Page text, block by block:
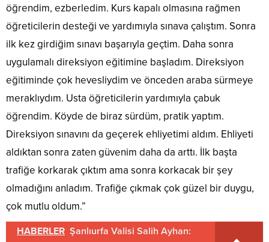
öğrendim, ezberledim. Kurs kapalı olmasına rağmen
öğreticilerin desteği ve yardımıyla sınava çalıştım. Sonra
ilk kez girdiğim sınavı başarıyla geçtim. Daha sonra
uygulamalı direksiyon eğitimine başladım. Direksiyon
eğitiminde çok hevesliydim ve önceden araba sürmeye
meraklıydım. Usta öğreticilerin yardımıyla çabuk
öğrendim. Köyde de biraz sürdüm, pratik yaptım.
Direksiyon sınavını da geçerek ehliyetimi aldım. Ehliyeti
aldıktan sonra zaten güvenim daha da arttı. İlk başta
trafiğe korkarak çıktım ama sonra korkacak bir şey
olmadığını anladım. Trafiğe çıkmak çok güzel bir duygu,
çok mutlu oldum.”
HABERLER Şanlıurfa Valisi Salih Ayhan: